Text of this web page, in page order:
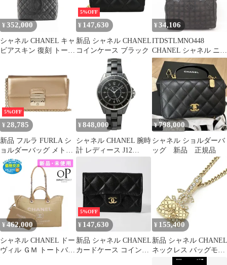
¥ 352,000
シャネル CHANEL キャ
ビアスキン 復刻 トート
5%OFF
¥ 147,630
新品 シャネル CHANEL
コインケース ブラック
¥34,106
ITDSTLMNO448
CHANEL シャネル ニュ
ートラベル トートバッ
グ PM ブラウン 9番台
レディース 茶色
5%OFF
¥ 28,785
新品 フルラ FURLA シ
ョルダーバッグ メトロ
ポリス ミニバッグ M
シャンパン
¥ 848,000
シャネル CHANEL 腕時
計 レディース J12
¥798,000
シャネル ショルダーバ
ッグ 新品 正規品
¥ 462,000
シャネル CHANEL ドー
ヴィル ＧＭ トートバッ
5%OFF
¥ 147,630
新品 シャネル CHANEL
カードケース コインケ
¥ 155,400
新品 シャネル CHANEL
ネックレス バッグモチ
ーフ ペンダント ゴール